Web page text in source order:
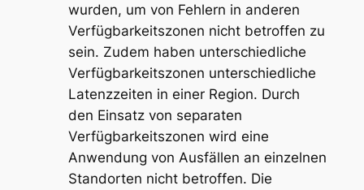
wurden, um von Fehlern in anderen
Verfügbarkeitszonen nicht betroffen zu
sein. Zudem haben unterschiedliche
Verfügbarkeitszonen unterschiedliche
Latenzzeiten in einer Region. Durch
den Einsatz von separaten
Verfügbarkeitszonen wird eine
Anwendung von Ausfällen an einzelnen
Standorten nicht betroffen. Die